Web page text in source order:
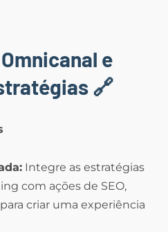
e
🔗
Integre as estratégias
com ações de SEO,
criar uma experiência